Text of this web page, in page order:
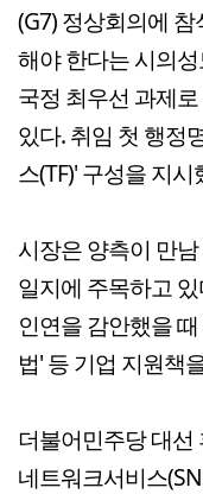
(G7) 정상회의에
해야 한다는 시의
국정 최우선 과제
있다. 취임 첫 행정
스(TF)' 구성을 지
시장은 양측이 만
일지에 주목하고
인연을 감안했을
법' 등 기업 지원책
더불어민주당 대선
네트워크서비스